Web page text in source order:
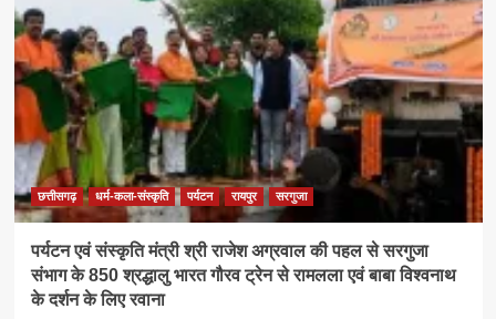
छत्तीसगढ़ धर्म-कला-संस्कृति पर्यटन रायपुर सरगुजा
पर्यटन एवं संस्कृति मंत्री श्री राजेश अग्रवाल की पहल से सरगुजा
संभाग के 850 श्रद्धालु भारत गौरव ट्रेन से रामलला एवं बाबा विश्वनाथ
के दर्शन के लिए रवाना